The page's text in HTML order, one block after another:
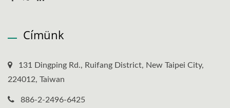
Címünk
131 Dingping Rd., Ruifang District, New Taipei City,
224012, Taiwan
886-2-2496-6425